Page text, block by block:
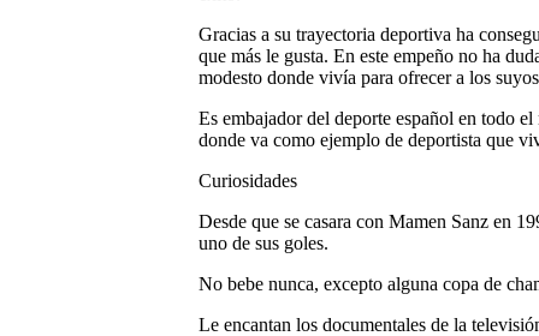
Gracias a su trayectoria deportiva ha
que más le gusta. En este empeño no ha
modesto donde vivía para ofrecer a los
Es embajador del deporte español en todo
donde va como ejemplo de deportista que
Curiosidades
Desde que se casara con Mamen Sanz en
uno de sus goles.
No bebe nunca, excepto alguna copa de
Le encantan los documentales de la